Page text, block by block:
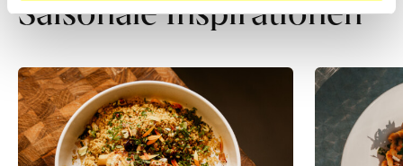
Saisonale Inspirationen